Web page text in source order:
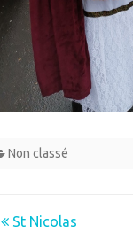
Non classé
Navigation
St Nicolas